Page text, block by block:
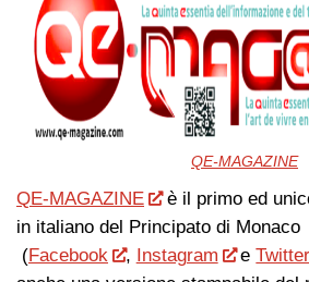
QE-MAGAZINE
QE-MAGAZINE
è il primo ed
in italiano del Principato di Monaco
(Facebook , Instagram eTwitter